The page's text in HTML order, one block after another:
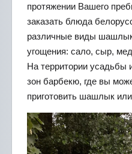
протяжении Вашего
заказать блюда
различные виды
угощения: сало, сыр,
На территории усадьбы
зон барбекю, где вы
приготовить шашлык